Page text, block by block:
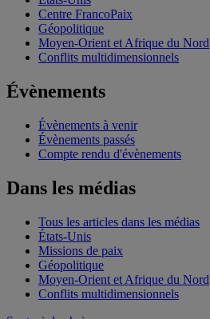
Centre FrancoPaix
Géopolitique
Moyen-Orient et Afrique du Nord
Conflits multidimensionnels
Évènements
Évènements à venir
Évènements passés
Compte rendu d'évènements
Dans les médias
Tous les articles dans les médias
États-Unis
Missions de paix
Géopolitique
Moyen-Orient et Afrique du Nord
Conflits multidimensionnels